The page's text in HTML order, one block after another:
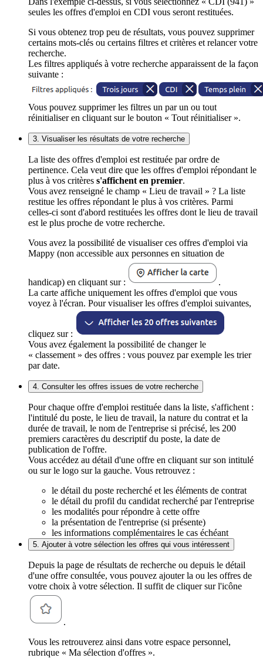
seules les offres d'emploi en CDI vous seront restituées.
Si vous obtenez trop peu de résultats, vous pouvez supprimer
certains mots-clés ou certains filtres et critères et relancer votre
recherche.
Les filtres appliqués à votre recherche apparaissent de la façon
suivante :
Vous pouvez supprimer les filtres un par un ou tout
réinitialiser en cliquant sur le bouton « Tout réinitialiser ».
3. Visualiser les résultats de votre recherche
La liste des offres d'emploi est restituée par ordre de
pertinence. Cela veut dire que les offres d'emploi répondant le
plus à vos critères s'affichent en premier.
Vous avez renseigné le champ « Lieu de travail » ? La liste
restitue les offres répondant le plus à vos critères. Parmi
celles-ci sont d'abord restituées les offres dont le lieu de travail
est le plus proche de votre recherche.
Vous avez la possibilité de visualiser ces offres d'emploi via
Mappy (non accessible aux personnes en situation de
handicap) en cliquant sur :
.
La carte affiche uniquement les offres d'emploi que vous
voyez à l'écran. Pour visualiser les offres d'emploi suivantes,
cliquez sur :
Vous avez également la possibilité de changer le
« classement » des offres : vous pouvez par exemple les trier
par date.
4. Consulter les offres issues de votre recherche
Pour chaque offre d'emploi restituée dans la liste, s'affichent :
l'intitulé du poste, le lieu de travail, la nature du contrat et la
durée de travail, le nom de l'entreprise si précisé, les 200
premiers caractères du descriptif du poste, la date de
publication de l'offre.
Vous accédez au détail d'une offre en cliquant sur son intitulé
ou sur le logo sur la gauche. Vous retrouvez :
le détail du poste recherché et les éléments de contrat
le détail du profil du candidat recherché par l'entreprise
les modalités pour répondre à cette offre
la présentation de l'entreprise (si présente)
les informations complémentaires le cas échéant
5. Ajouter à votre sélection les offres qui vous intéressent
Depuis la page de résultats de recherche ou depuis le détail
d'une offre consultée, vous pouvez ajouter la ou les offres de
votre choix à votre sélection. Il suffit de cliquer sur l'icône
.
Vous les retrouverez ainsi dans votre espace personnel,
rubrique « Ma sélection d'offres ».